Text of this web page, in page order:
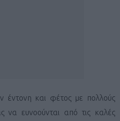
έντονη και φέτος με πολλούς
ευνοούνται από τις καλές